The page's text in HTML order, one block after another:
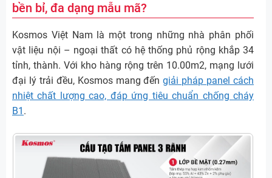
bền bỉ, đa dạng mẫu mã?
Kosmos Việt Nam là một trong những nhà phân phối
vật liệu nội – ngoại thất có hệ thống phủ rộng khắp 34
tỉnh, thành. Với kho hàng rộng trên 10.00m2, mạng lưới
đại lý trải đều, Kosmos mang đếngiải pháp panel cách
nhiệt chất lượng cao, đáp ứng tiêu chuẩn chống cháy
B1 .